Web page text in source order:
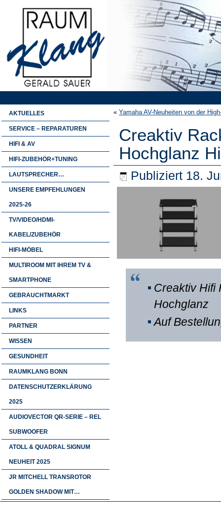
AKTUELLES
SERVICE – REPARATUREN
HIFI & AV
HIFI-ZUBEHÖR+TUNING
LAUTSPRECHER…
UNSERE EMPFEHLUNGEN
2025-26
TV/VIDEO/HDMI-
KABEL/ZUBEHÖR
HIFI-MÖBEL
MULTIROOM MIT IHREM TV &
SMARTPHONE
GEBRAUCHTMARKT
LINKS
PARTNER
WISSEN
GESUNDHEIT
RAUMKLANG BONN
DATENSCHUTZERKLÄRUNG
2025
AUDIOVECTOR QR-SERIE – REL
SUBWOOFER
ATOLL & QUADRAL SIGNUM
NEUHEIT 2025
JR MITCHELL TRANSROTOR
GOLDEN SHADOW MIT…
« Yamaha AV-Neuheiten von der
Creaktiv
Hochglanz
Publiziert 18.
Creaktiv Hifi
Hochglanz
Auf